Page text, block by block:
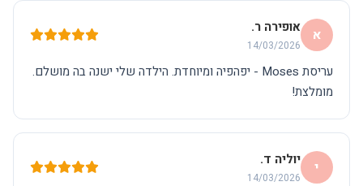
א אופירה ר.
14/03/2026
עריסת Moses - יפהפיה ומיוחדת. הילדה שלי ישנה בה מושלם.
מומלצת!
י יוליה ד.
14/03/2026